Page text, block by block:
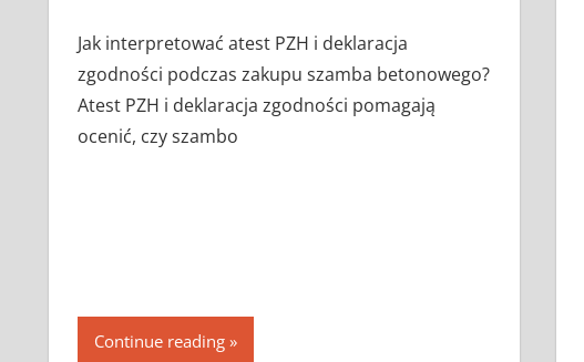
Jak interpretować atest PZH i deklaracja
zgodności podczas zakupu szamba betonowego?
Atest PZH i deklaracja zgodności pomagają
ocenić, czy szambo
Continue reading